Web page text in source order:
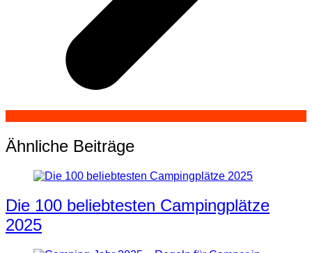
Ähnliche Beiträge
Die 100 beliebtesten Campingplätze
2025